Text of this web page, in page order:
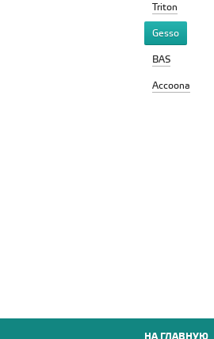
Triton
Gesso
BAS
Accoona